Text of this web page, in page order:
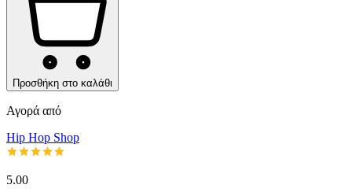
Προσθήκη στο καλάθι
Αγορά από
Hip Hop Shop
5.00